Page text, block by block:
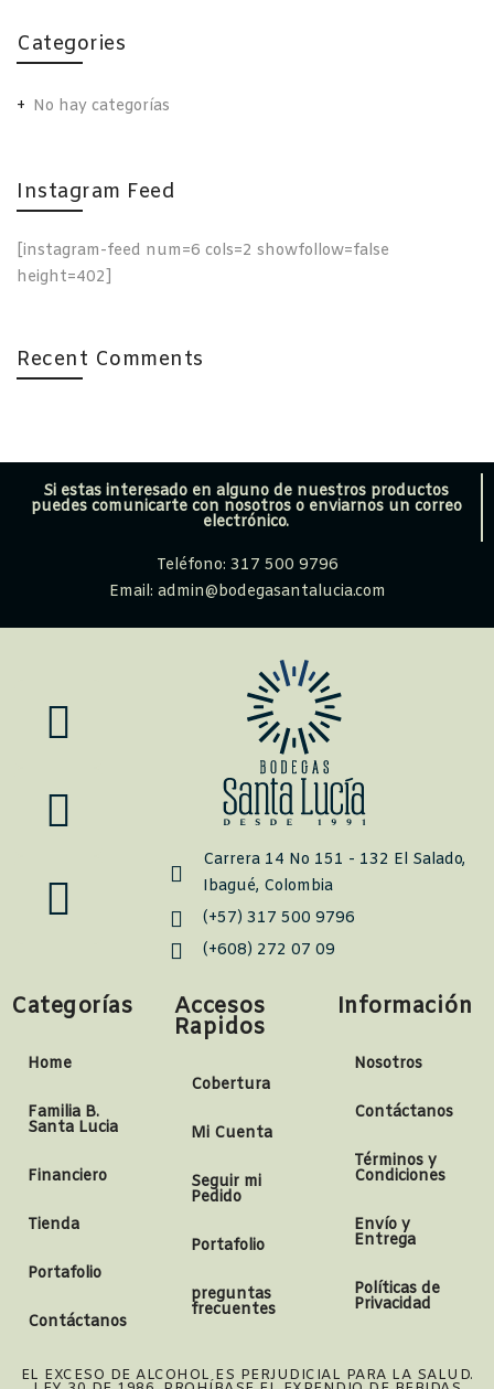
Categories
No hay categorías
Instagram Feed
[instagram-feed num=6 cols=2 showfollow=false
height=402]
Recent Comments
Si estas interesado en alguno de nuestros productos
puedes comunicarte con nosotros o enviarnos un correo
electrónico.
Teléfono: 317 500 9796
Email: admin@bodegasantalucia.com
Carrera 14 No 151 - 132 El Salado,
Ibagué, Colombia
(+57) 317 500 9796
(+608) 272 07 09
Categorías
Home
Familia B.
Santa Lucia
Financiero
Tienda
Portafolio
Contáctanos
Accesos
Rapidos
Cobertura
Mi Cuenta
Seguir mi
Pedido
Portafolio
preguntas
frecuentes
Información
Nosotros
Contáctanos
Términos y
Condiciones
Envío y
Entrega
Políticas de
Privacidad
EL EXCESO DE ALCOHOL ES PERJUDICIAL PARA LA SALUD.